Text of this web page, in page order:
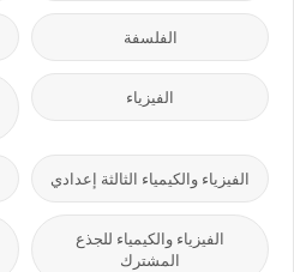
الفلسفة
الفيزياء
الفيزياء والكيمياء الثالثة إعدادي
الفيزياء والكيمياء للجذع
المشترك